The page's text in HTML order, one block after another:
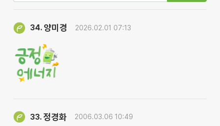
34.양미경 2026.02.01 07:13
33.정경화 2006.03.06 10:49